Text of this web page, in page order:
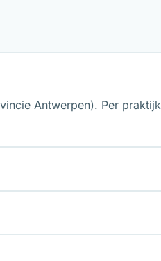
Antwerpen). Per